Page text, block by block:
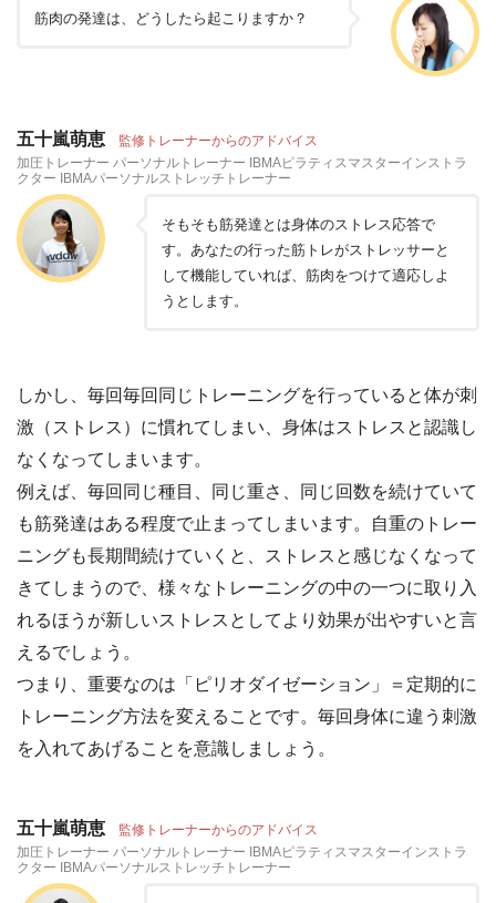
筋肉の発達は、どうしたら起こりますか？
五十嵐萌恵 監修トレーナーからのアドバイス
加圧トレーナー パーソナルトレーナー IBMAピラティスマスターインストラ
クター IBMAパーソナルストレッチトレーナー
そもそも筋発達とは身体のストレス応答で
す。あなたの行った筋トレがストレッサーと
して機能していれば、筋肉をつけて適応しよ
うとします。
しかし、毎回毎回同じトレーニングを行っていると体が刺
激（ストレス）に慣れてしまい、身体はストレスと認識し
なくなってしまいます。
例えば、毎回同じ種目、同じ重さ、同じ回数を続けていて
も筋発達はある程度で止まってしまいます。自重のトレー
ニングも長期間続けていくと、ストレスと感じなくなって
きてしまうので、様々なトレーニングの中の一つに取り入
れるほうが新しいストレスとしてより効果が出やすいと言
えるでしょう。
つまり、重要なのは「ピリオダイゼーション」＝定期的に
トレーニング方法を変えることです。毎回身体に違う刺激
を入れてあげることを意識しましょう。
五十嵐萌恵 監修トレーナーからのアドバイス
加圧トレーナー パーソナルトレーナー IBMAピラティスマスターインストラ
クター IBMAパーソナルストレッチトレーナー